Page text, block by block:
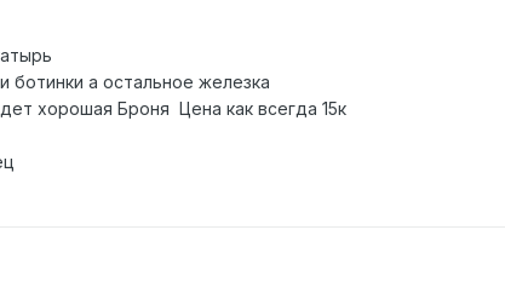
ботинки а остальное железка
хорошая Броня Цена как всегда 15к
_) :rolleyes: